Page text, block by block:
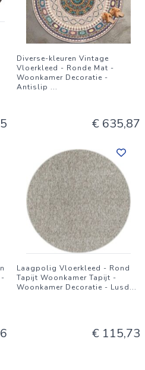
Diverse-kleuren Vintage
Vloerkleed - Ronde Mat -
Woonkamer Decoratie -
Antislip ...
€ 635,87
Laagpolig Vloerkleed - Rond
Tapijt Woonkamer Tapijt -
Woonkamer Decoratie - Lusd...
€ 115,73